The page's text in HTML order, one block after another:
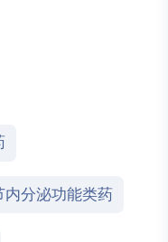
内分泌功能类药